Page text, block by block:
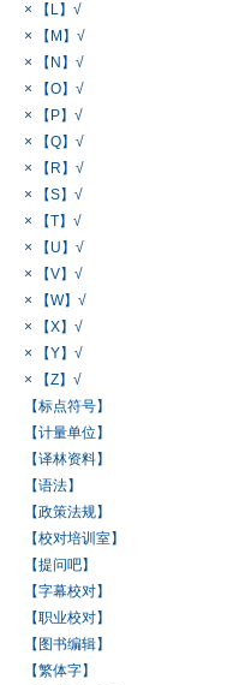
× 【L】√
× 【M】√
× 【N】√
× 【O】√
× 【P】√
× 【Q】√
× 【R】√
× 【S】√
× 【T】√
× 【U】√
× 【V】√
× 【W】√
× 【X】√
× 【Y】√
× 【Z】√
【标点符号】
【计量单位】
【译林资料】
【语法】
【政策法规】
【校对培训室】
【提问吧】
【字幕校对】
【职业校对】
【图书编辑】
【繁体字】